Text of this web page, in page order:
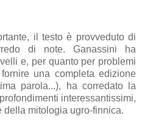
il testo è provveduto di
di note. Ganassini ha
e, per quanto per problemi
una completa edizione
parola...), ha corredato la
interessantissimi,
della mitologia ugro-finnica.